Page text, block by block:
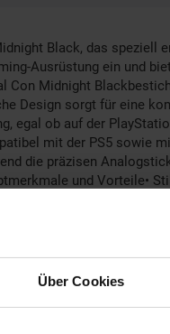
Über Cookies
Black, das speziell
Ausrüstung ein und
Con Midnight
Design sorgt für eine
egal ob auf der
mit der PS5 sowie
die präzisen
und Vorteile•
langen Spielzeiten.•
Design und Funktion
sich das Beste für Ihre